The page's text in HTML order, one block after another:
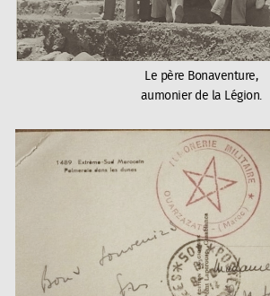
Le père Bonaventure,
aumonier de la Légion.